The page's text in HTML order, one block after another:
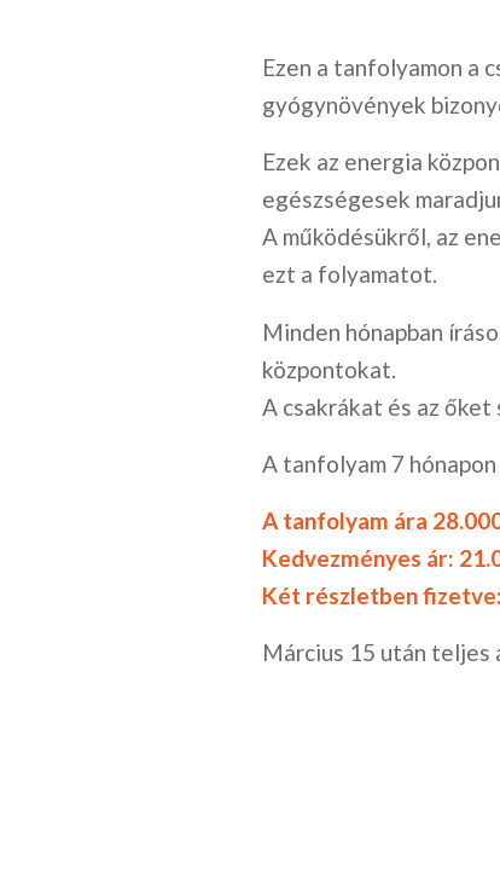
Ezen a tanfolyamon a
gyógynövények
Ezek az energia
egészségesek
A működésükről, az
ezt a folyamatot.
Minden hónapban
központokat.
A csakrákat és az
A tanfolyam 7
A tanfolyam ára
Kedvezményes ár:
Két részletben
Március 15 után teljes